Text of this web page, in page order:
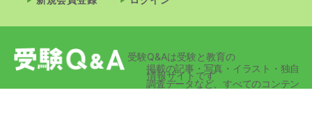
受験Q&Aは受験と教育の
情報サイトです
掲載の記事・写真・イラスト・独自
調査データなど、すべてのコンテン